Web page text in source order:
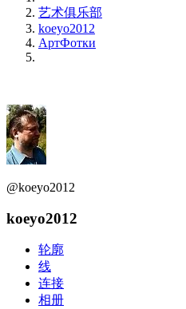
艺术俱乐部
koeyo2012
АртФотки
@koeyo2012
koeyo2012
轮廓
线
连接
相册